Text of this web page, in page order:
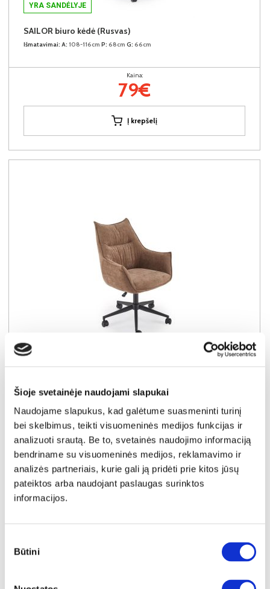
Šioje svetainėje naudojami slapukai
Naudojame slapukus, kad galėtume suasmeninti turinį
bei skelbimus, teikti visuomeninės medijos funkcijas ir
analizuoti srautą. Be to, svetainės naudojimo informaciją
bendriname su visuomeninės medijos, reklamavimo ir
analizės partneriais, kurie gali ją pridėti prie kitos jūsų
pateiktos arba naudojant paslaugas surinktos
informacijos.
pasirinkimas
Būtini
YRA SANDĖLYJE
SAILOR biuro kėdė (Rusvas)
Išmatavimai: A: 108-116cm P: 68cm G: 66cm
Kaina:
79€
Į krepšelį
YRA SANDĖLYJE
Kaina:
89€
Į krepšelį